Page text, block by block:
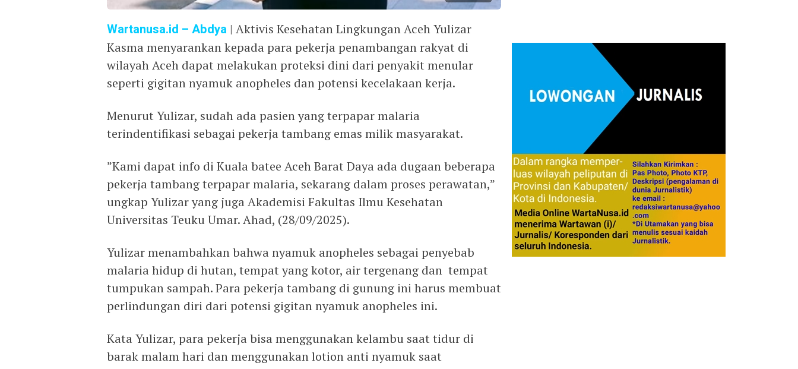
Wartanusa.id – Abdya | Aktivis Kesehatan Lingkungan Aceh Yulizar
Kasma menyarankan kepada para pekerja penambangan rakyat di
wilayah Aceh dapat melakukan proteksi dini dari penyakit menular
seperti gigitan nyamuk anopheles dan potensi kecelakaan kerja.
Menurut Yulizar, sudah ada pasien yang terpapar malaria
terindentifikasi sebagai pekerja tambang emas milik masyarakat.
”Kami dapat info di Kuala batee Aceh Barat Daya ada dugaan beberapa
pekerja tambang terpapar malaria, sekarang dalam proses perawatan,”
ungkap Yulizar yang juga Akademisi Fakultas Ilmu Kesehatan
Universitas Teuku Umar. Ahad, (28/09/2025).
Yulizar menambahkan bahwa nyamuk anopheles sebagai penyebab
malaria hidup di hutan, tempat yang kotor, air tergenang dan tempat
tumpukan sampah. Para pekerja tambang di gunung ini harus membuat
perlindungan diri dari potensi gigitan nyamuk anopheles ini.
Kata Yulizar, para pekerja bisa menggunakan kelambu saat tidur di
barak malam hari dan menggunakan lotion anti nyamuk saat